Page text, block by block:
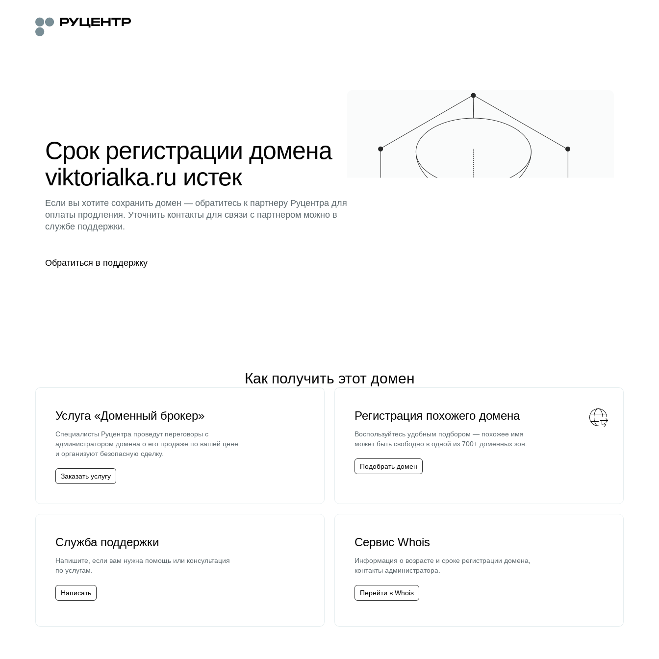
Срок регистрации домена
viktorialka.ru истек
Если вы хотите сохранить домен — обратитесь к партнеру Руцентра для
оплаты продления. Уточнить контакты для связи с партнером можно в
службе поддержки.
Обратиться в поддержку
Как получить этот домен
Услуга «Доменный брокер»
Специалисты Руцентра проведут переговоры с
администратором домена о его продаже по вашей цене
и организуют безопасную сделку.
Заказать услугу
Регистрация похожего домена
Воспользуйтесь удобным подбором — похожее имя
может быть свободно в одной из 700+ доменных зон.
Подобрать домен
Служба поддержки
Напишите, если вам нужна помощь или консультация
по услугам.
Написать
Сервис Whois
Информация о возрасте и сроке регистрации домена,
контакты администратора.
Перейти в Whois